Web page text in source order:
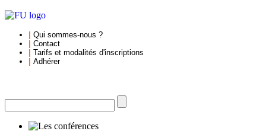
Qui sommes-nous ?
Contact
Tarifs et modalités d'inscriptions
Adhérer